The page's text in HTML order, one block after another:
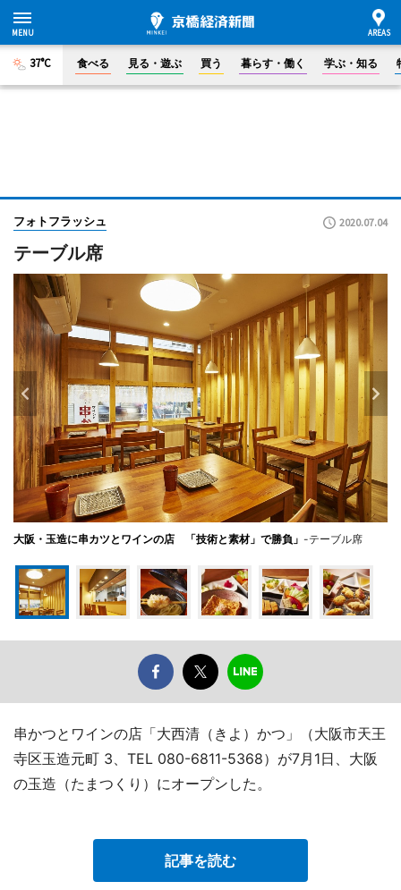
37°C 食べる 見る・遊ぶ 買う 暮らす・働く 学ぶ・知る
フォトフラッシュ 2020.07.04
テーブル席
大阪・玉造に串カツとワインの店 「技術と素材」で勝負」 -テーブル席
串かつとワインの店「大西清（きよ）かつ」（大阪市天王
寺区玉造元町 3、TEL 080-6811-5368）が7月1日、大阪
の玉造（たまつくり）にオープンした。
記事を読む